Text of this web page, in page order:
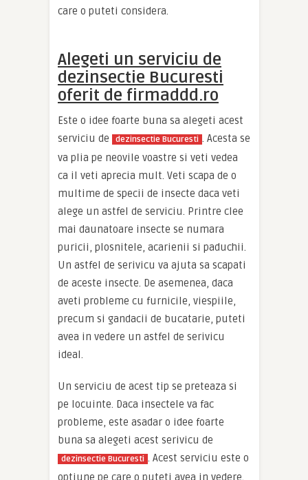
care o puteti considera.
Alegeti un serviciu de
dezinsectie Bucuresti
oferit de firmaddd.ro
Este o idee foarte buna sa alegeti acest
serviciu de
dezinsectie Bucuresti . Acesta se
va plia pe neovile voastre si veti vedea
ca il veti aprecia mult. Veti scapa de o
multime de specii de insecte daca veti
alege un astfel de serviciu. Printre clee
mai daunatoare insecte se numara
puricii, plosnitele, acarienii si paduchii.
Un astfel de serivicu va ajuta sa scapati
de aceste insecte. De asemenea, daca
aveti probleme cu furnicile, viespiile,
precum si gandacii de bucatarie, puteti
avea in vedere un astfel de serivicu
ideal.
Un serviciu de acest tip se preteaza si
pe locuinte. Daca insectele va fac
probleme, este asadar o idee foarte
buna sa alegeti acest serivicu de
dezinsectie Bucuresti . Acest serviciu este o
optiune pe care o puteti avea in vedere.